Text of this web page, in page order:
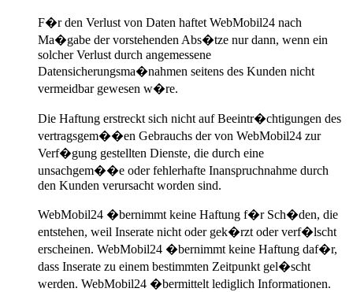
F�r den Verlust von Daten haftet WebMobil24 nach
Ma�gabe der vorstehenden Abs�tze nur dann, wenn ein
solcher Verlust durch angemessene
Datensicherungsma�nahmen seitens des Kunden nicht
vermeidbar gewesen w�re.
Die Haftung erstreckt sich nicht auf Beeintr�chtigungen des
vertragsgem��en Gebrauchs der von WebMobil24 zur
Verf�gung gestellten Dienste, die durch eine
unsachgem��e oder fehlerhafte Inanspruchnahme durch
den Kunden verursacht worden sind.
WebMobil24 �bernimmt keine Haftung f�r Sch�den, die
entstehen, weil Inserate nicht oder gek�rzt oder verf�lscht
erscheinen. WebMobil24 �bernimmt keine Haftung daf�r,
dass Inserate zu einem bestimmten Zeitpunkt gel�scht
werden. WebMobil24 �bermittelt lediglich Informationen.